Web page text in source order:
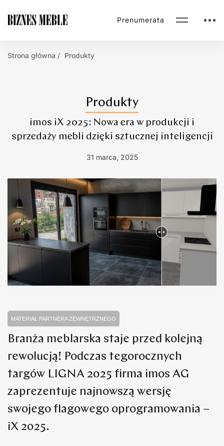
Prenumerata
Strona główna Produkty
Produkty
imos iX 2025: Nowa era w produkcji i
sprzedaży mebli dzięki sztucznej inteligencji
31 marca, 2025
MATERIAŁ PARTNERA ZEWNĘTRZNEGO
Branża meblarska staje przed kolejną
rewolucją! Podczas tegorocznych
targów LIGNA 2025 firma imos AG
zaprezentuje najnowszą wersję
swojego flagowego oprogramowania –
iX 2025.